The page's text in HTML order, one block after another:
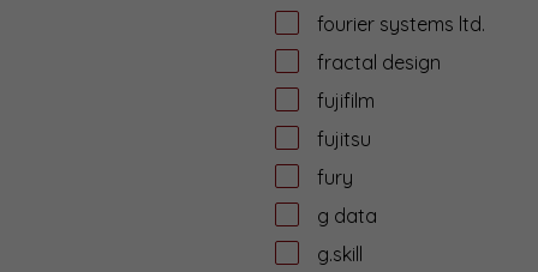
fourier systems ltd.
fractal design
fujifilm
fujitsu
fury
g data
g.skill